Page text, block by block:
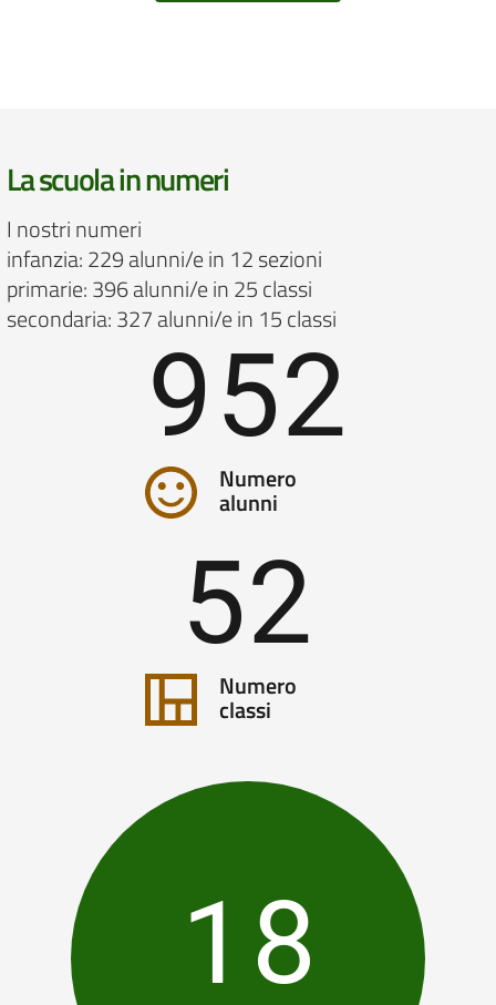
La scuola in numeri
I nostri numeri
infanzia: 229 alunni/e in 12 sezioni
primarie: 396 alunni/e in 25 classi
secondaria: 327 alunni/e in 15 classi
952
Numero
alunni
52
Numero
classi
18